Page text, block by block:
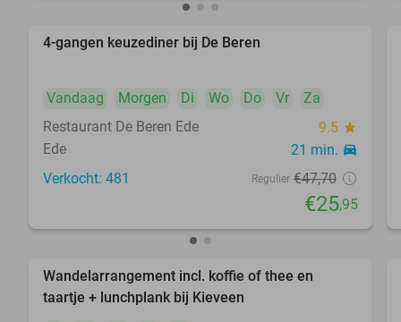
4-gangen keuzediner bij De Beren
Vandaag Morgen Di Wo Do Vr
Za
Restaurant De Beren Ede
9.5 star
Ede 21 min. directions_car
Verkocht: 481 Regulier €47,70
€25,95
Wandelarrangement incl. koffie of thee en
taartje + lunchplank bij Kieveen